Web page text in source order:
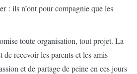
: ils n’ont pour compagnie que les
toute organisation, tout projet. La
de recevoir les parents et les amis
et de partage de peine en ces jours